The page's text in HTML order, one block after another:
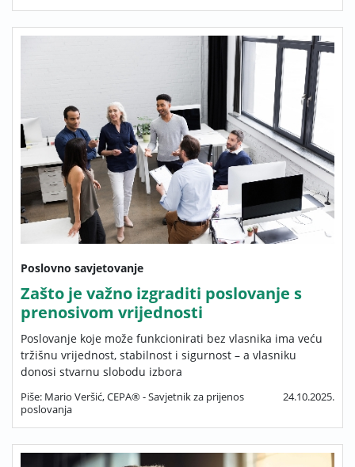
Poslovno savjetovanje
Zašto je važno izgraditi poslovanje s
prenosivom vrijednosti
Poslovanje koje može funkcionirati bez vlasnika ima veću
tržišnu vrijednost, stabilnost i sigurnost – a vlasniku
donosi stvarnu slobodu izbora
Piše: Mario Veršić, CEPA® - Savjetnik za prijenos
poslovanja
24.10.2025.